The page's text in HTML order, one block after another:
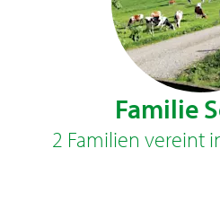
Familie
2 Familien vereint